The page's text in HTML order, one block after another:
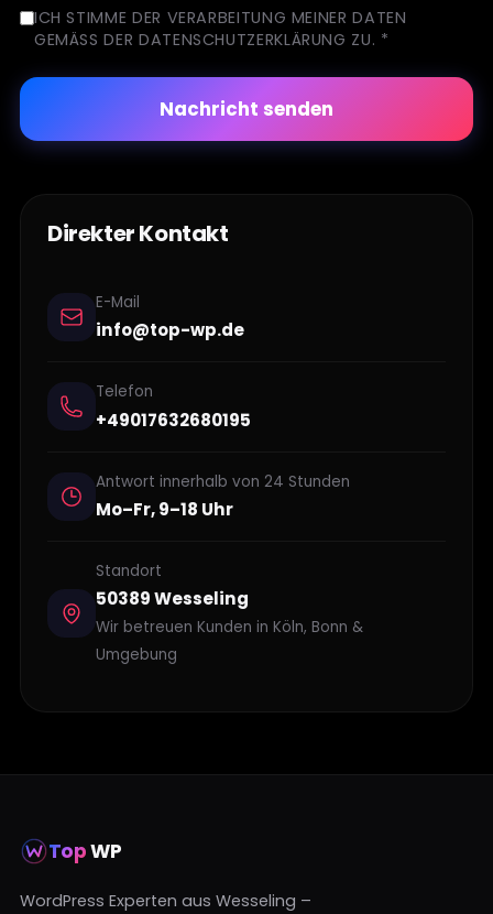
ICH STIMME DER VERARBEITUNG MEINER DATEN
GEMÄSS DER DATENSCHUTZERKLÄRUNG ZU. *
Nachricht senden
Direkter Kontakt
E-Mail
info@top-wp.de
Telefon
+49017632680195
Antwort innerhalb von 24 Stunden
Mo–Fr, 9–18 Uhr
Standort
50389 Wesseling
Wir betreuen Kunden in Köln, Bonn &
Umgebung
TopWP
WordPress Experten aus Wesseling –